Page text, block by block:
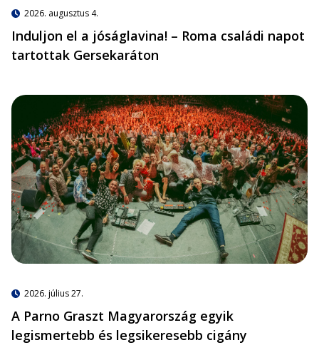
2026. augusztus 4.
Induljon el a jóságlavina! – Roma családi napot
tartottak Gersekaráton
2026. július 27.
A Parno Graszt Magyarország egyik
legismertebb és legsikeresebb cigány